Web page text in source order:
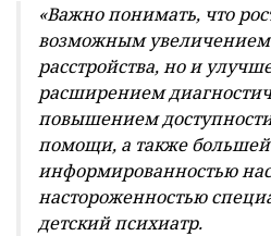
«Важно понимать, что
возможным увеличением
расстройства, но и
расширением
повышением
помощи, а также большей
информированностью
настороженностью
детский психиатр.